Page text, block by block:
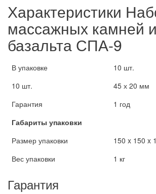
Характеристики
массажных камней
базальта СПА-9
В упаковке
10 шт.
10 шт.
45 х 20 мм
Гарантия
1 год
Габариты упаковки
Размер упаковки
150 x 150 x
Вес упаковки
1 кг
Гарантия